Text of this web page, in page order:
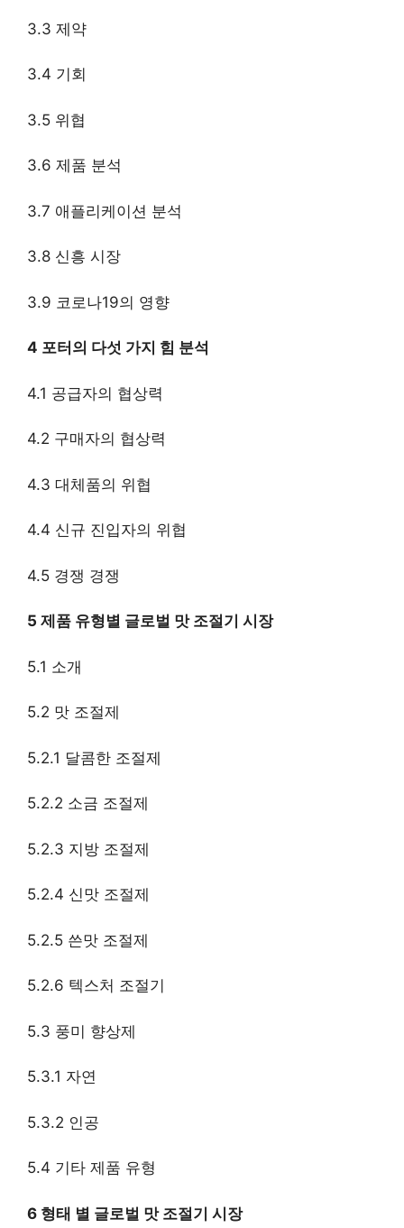
3.3 제약
3.4 기회
3.5 위협
3.6 제품 분석
3.7 애플리케이션 분석
3.8 신흥 시장
3.9 코로나19의 영향
4 포터의 다섯 가지 힘 분석
4.1 공급자의 협상력
4.2 구매자의 협상력
4.3 대체품의 위협
4.4 신규 진입자의 위협
4.5 경쟁 경쟁
5 제품 유형별 글로벌 맛 조절기 시장
5.1 소개
5.2 맛 조절제
5.2.1 달콤한 조절제
5.2.2 소금 조절제
5.2.3 지방 조절제
5.2.4 신맛 조절제
5.2.5 쓴맛 조절제
5.2.6 텍스처 조절기
5.3 풍미 향상제
5.3.1 자연
5.3.2 인공
5.4 기타 제품 유형
6 형태 별 글로벌 맛 조절기 시장